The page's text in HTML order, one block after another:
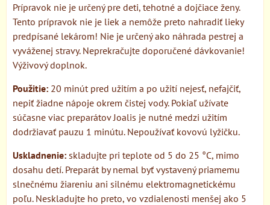
Prípravok nie je určený pre deti, tehotné a dojčiace ženy.
Tento prípravok nie je liek a nemôže preto nahradiť lieky
predpísané lekárom! Nie je určený ako náhrada pestrej a
vyváženej stravy. Neprekračujte doporučené dávkovanie!
Výživový doplnok.
Použitie: 20 minút pred užitím a po užití nejesť, nefajčiť,
nepiť žiadne nápoje okrem čistej vody. Pokiaľ užívate
súčasne viac preparátov Joalis je nutné medzi užitím
dodržiavať pauzu 1 minútu. Nepoužívať kovovú lyžičku.
Uskladnenie: skladujte pri teplote od 5 do 25 °C, mimo
dosahu detí. Preparát by nemal byť vystavený priamemu
slnečnému žiareniu ani silnému elektromagnetickému
poľu. Neskladujte ho preto, vo vzdialenosti menšej ako 5